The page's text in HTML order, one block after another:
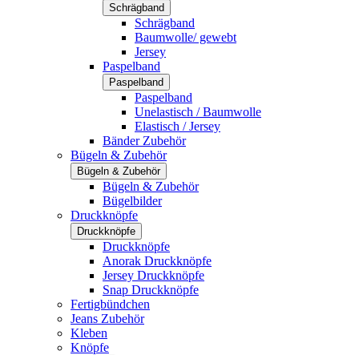
Schrägband
Schrägband
Baumwolle/ gewebt
Jersey
Paspelband
Paspelband
Paspelband
Unelastisch / Baumwolle
Elastisch / Jersey
Bänder Zubehör
Bügeln & Zubehör
Bügeln & Zubehör
Bügeln & Zubehör
Bügelbilder
Druckknöpfe
Druckknöpfe
Druckknöpfe
Anorak Druckknöpfe
Jersey Druckknöpfe
Snap Druckknöpfe
Fertigbündchen
Jeans Zubehör
Kleben
Knöpfe